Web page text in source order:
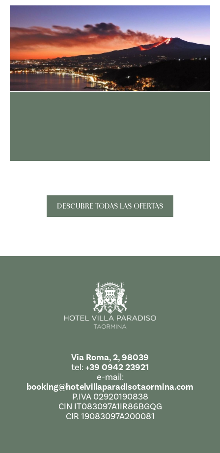
DESCUBRE TODAS LAS OFERTAS
Via Roma, 2, 98039
tel: +39 0942 23921
e-mail:
booking@hotelvillaparadisotaormina.com
P.IVA 02920190838
CIN IT083097A1IR86BGQG
CIR 19083097A200081